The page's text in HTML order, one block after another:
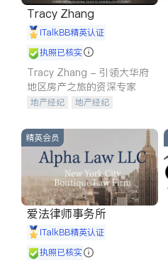
Tracy Zhang
iTalkBB精英认证
执照已核实
Tracy Zhang - 引领大华府
地区房产之旅的资深专家
地产经纪
地产经纪
商铺租售
精英会员
爱法律师事务所
iTalkBB精英认证
执照已核实